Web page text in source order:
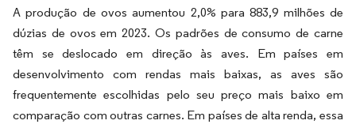
A produção de ovos aumentou 2,0% para 883,9 milhões de
dúzias de ovos em 2023. Os padrões de consumo de carne
têm se deslocado em direção às aves. Em países em
desenvolvimento com rendas mais baixas, as aves são
frequentemente escolhidas pelo seu preço mais baixo em
comparação com outras carnes. Em países de alta renda, essa